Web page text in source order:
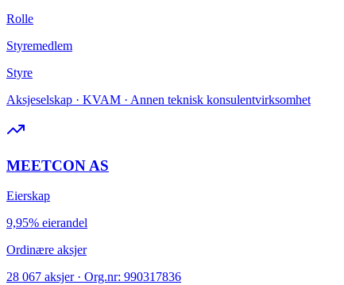
Rolle
Styremedlem
Styre
Aksjeselskap · KVAM · Annen teknisk konsulentvirksomhet
MEETCON AS
Eierskap
9,95% eierandel
Ordinære aksjer
28 067 aksjer · Org.nr: 990317836